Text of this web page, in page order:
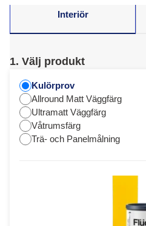
Interiör
1. Välj produkt
Kulörprov
Allround Matt Väggfärg
Ultramatt Väggfärg
Våtrumsfärg
Trä- och Panelmålning